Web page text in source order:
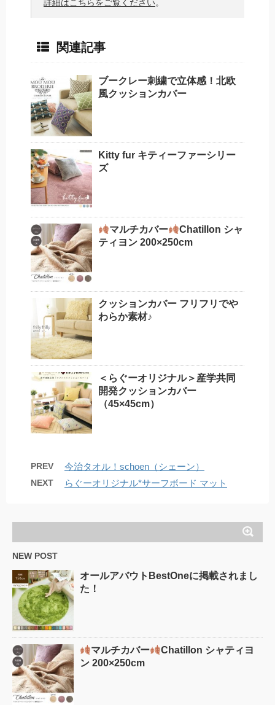
詳細はこちらをご覧ください。
関連記事
ブークレー刺繍で立体感！北欧
風クッションカバー
Kitty fur キティーファーシリー
ズ
マルチカバー
Chatillon シャ
ティヨン 200×250cm
クッションカバー フリフリでや
わらか素材♪
＜らぐーオリジナル＞産学共同
開発クッションカバー
（45×45cm）
PREV 今治タオル！schoen（シェーン）
NEXT らぐーオリジナル*サーフボード マット
NEW POST
オールアバウトBestOneに掲載されまし
た！
マルチカバー
Chatillon シャティヨ
ン 200×250cm